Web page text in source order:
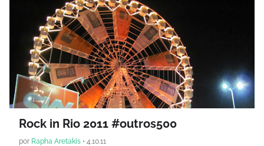
Rock in Rio 2011 #outros500
por Rapha Aretakis • 4.10.11